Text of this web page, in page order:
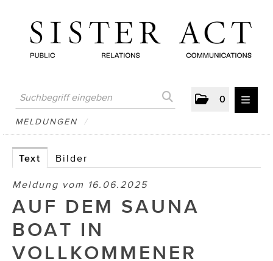
0
MELDUNGEN
AUSTRIAN PRESS DAY
ATELIER FĒ.
Brigitta Nemeth Art
MELDUNGEN /
Text Bilder
Meldung vom 16.06.2025
AUF DEM SAUNA
BOAT IN
VOLLKOMMENER